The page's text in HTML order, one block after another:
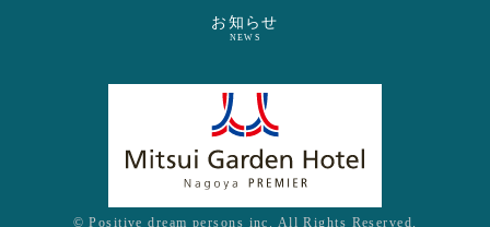
お知らせ
NEWS
© Positive dream persons inc. All Rights Reserved.